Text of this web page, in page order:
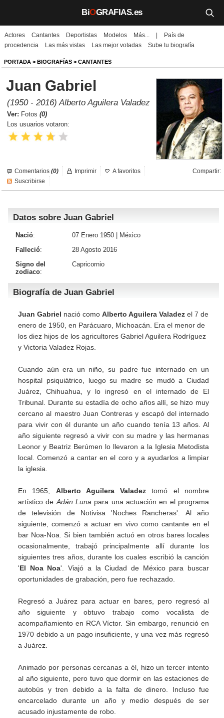
BiOGRAFIAS.es
Biografías
Películas
TV
Música
Un día como hoy
Galerías
Iniciar sesión
Actores Cantantes Deportistas Modelos Más...
País de
procedencia
Las más vistas Las mejor votadas Sube tu biografía
PORTADA > BIOGRAFÍAS > CANTANTES
Juan Gabriel
(1950 - 2016) Alberto Aguilera Valadez
Ver: Fotos (0)
Los usuarios votaron:
Comentarios (0) Compartir:
Imprimir
A favoritos
Suscribirse
Datos sobre Juan Gabriel
Nació: 07 Enero 1950 |
México
Falleció:
28 Agosto 2016
Signo del
zodiaco:
Capricornio
Biografía de Juan Gabriel
Juan Gabriel nació como Alberto Aguilera Valadez el 7 de
enero de 1950, en Parácuaro, Michoacán. Era el menor de
los diez hijos de los agricultores Gabriel Aguilera Rodríguez
y Victoria Valadez Rojas.
Cuando aún era un niño, su padre fue internado en un
hospital psiquiátrico, luego su madre se mudó a Ciudad
Juárez, Chihuahua, y lo ingresó en el internado de El
Tribunal. Durante su estadía de ocho años allí, se hizo muy
cercano al maestro Juan Contreras y escapó del internado
para vivir con él durante un año cuando tenía 13 años. Al
año siguiente regresó a vivir con su madre y las hermanas
Leonor y Beatriz Berúmen lo llevaron a la Iglesia Metodista
local. Comenzó a cantar en el coro y a ayudarlos a limpiar
la iglesia.
En 1965, Alberto Aguilera Valadez tomó el nombre
artístico de Adán Luna para una actuación en el programa
de televisión de Notivisa 'Noches Rancheras'. Al año
siguiente, comenzó a actuar en vivo como cantante en el
bar Noa-Noa. Si bien también actuó en otros bares locales
ocasionalmente, trabajó principalmente allí durante los
siguientes tres años, durante los cuales escribió la canción
'El Noa Noa'. Viajó a la Ciudad de México para buscar
oportunidades de grabación, pero fue rechazado.
Regresó a Juárez para actuar en bares, pero regresó al
año siguiente y obtuvo trabajo como vocalista de
acompañamiento en RCA Víctor. Sin embargo, renunció en
1970 debido a un pago insuficiente, y una vez más regresó
a Juárez.
Animado por personas cercanas a él, hizo un tercer intento
al año siguiente, pero tuvo que dormir en las estaciones de
autobús y tren debido a la falta de dinero. Incluso fue
encarcelado durante un año y medio después de ser
acusado injustamente de robo.